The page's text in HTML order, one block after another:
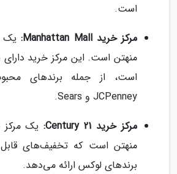
است.
مرکز خرید Manhattan Mall:
یک
JCPenney و Sears.
مرکز خرید Century 21:
یک مرکز
منهتن است که تخفیف‌های
برندهای لوکس ارائه می‌دهد.